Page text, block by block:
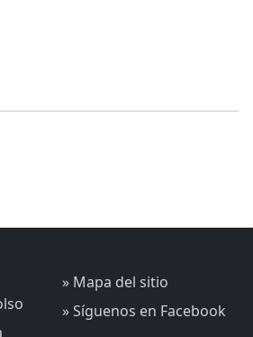
» Mapa del sitio
» Síguenos en Facebook